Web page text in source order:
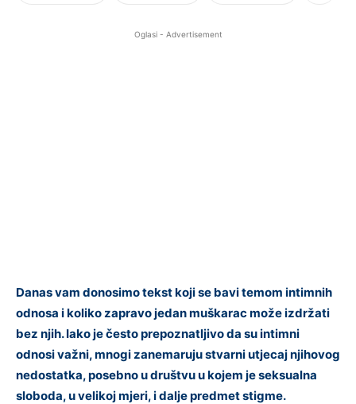
Oglasi - Advertisement
Danas vam donosimo tekst koji se bavi temom intimnih
odnosa i koliko zapravo jedan muškarac može izdržati
bez njih. Iako je često prepoznatljivo da su intimni
odnosi važni, mnogi zanemaruju stvarni utjecaj njihovog
nedostatka, posebno u društvu u kojem je seksualna
sloboda, u velikoj mjeri, i dalje predmet stigme.